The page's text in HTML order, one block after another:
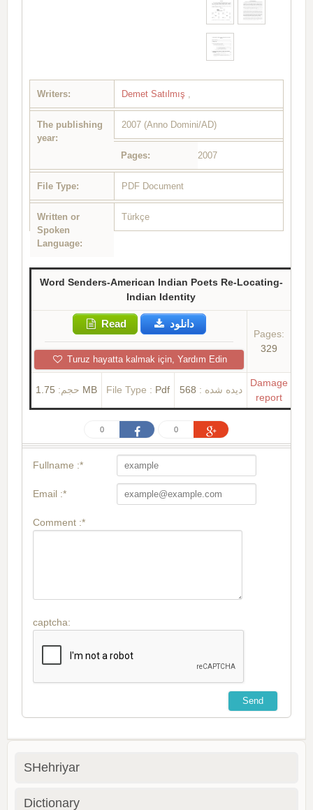
Writers: Demet Satılmış
The publishing
year:
2007 (Anno Domini/AD)
Pages: 2007
File Type: PDF Document
Written or
Spoken
Language:
Türkçe
Word Senders-American Indian Poets Re-Locating-
Indian Identity
Read دانلود
Turuz hayatta kalmak için, Yardım Edin
Pages:
329
حجم: 1.75 MB File Type : Pdf دیده شده : 568
Damage
report
0 0
Fullname :*
Email :*
Comment :*
captcha:
SHehriyar
Dictionary